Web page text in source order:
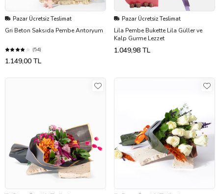
Pazar Ücretsiz Teslimat
Gri Beton Saksıda Pembe Antoryum
(54)
1.149,00 TL
Pazar Ücretsiz Teslimat
Lila Pembe Bukette Lila Güller ve
Kalp Gurme Lezzet
1.049,98 TL